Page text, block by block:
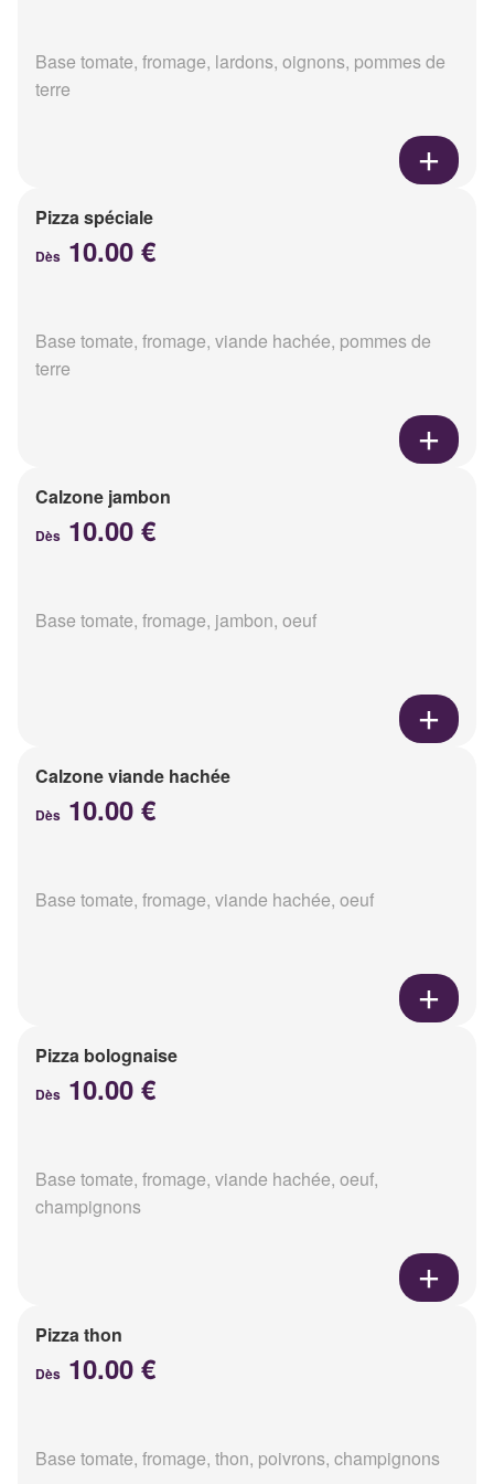
Base tomate, fromage, lardons, oignons, pommes de
terre
Pizza spéciale
Dès 10.00 €
Base tomate, fromage, viande hachée, pommes de
terre
Calzone jambon
Dès 10.00 €
Base tomate, fromage, jambon, oeuf
Calzone viande hachée
Dès 10.00 €
Base tomate, fromage, viande hachée, oeuf
Pizza bolognaise
Dès 10.00 €
Base tomate, fromage, viande hachée, oeuf,
champignons
Pizza thon
Dès 10.00 €
Base tomate, fromage, thon, poivrons, champignons